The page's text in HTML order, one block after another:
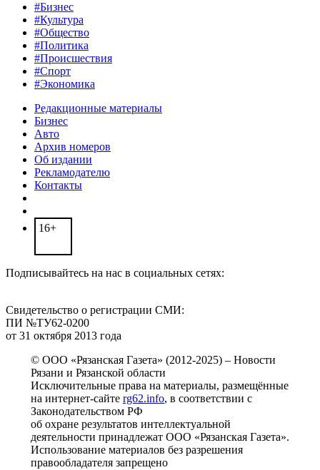
#Бизнес
#Культура
#Общество
#Политика
#Происшествия
#Спорт
#Экономика
Редакционные материалы
Бизнес
Авто
Архив номеров
Об издании
Рекламодателю
Контакты
16+
Подписывайтесь на нас в социальных сетях:
Свидетельство о регистрации СМИ:
ПИ №ТУ62-0200
от 31 октября 2013 года
© ООО «Рязанская Газета» (2012-2025) – Новости
Рязани и Рязанской области
Исключительные права на материалы, размещённые
на интернет-сайте rg62.info, в соответствии с
Законодательством РФ
об охране результатов интеллектуальной
деятельности принадлежат ООО «Рязанская Газета».
Использование материалов без разрешения
правообладателя запрещено